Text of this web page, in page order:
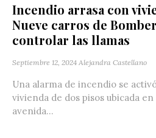
Incendio arrasa con
Nueve carros de
controlar las llamas
Septiembre 12, 2024 Alejandra Castellano
Una alarma de incendio se
vivienda de dos pisos ubicada
avenida...